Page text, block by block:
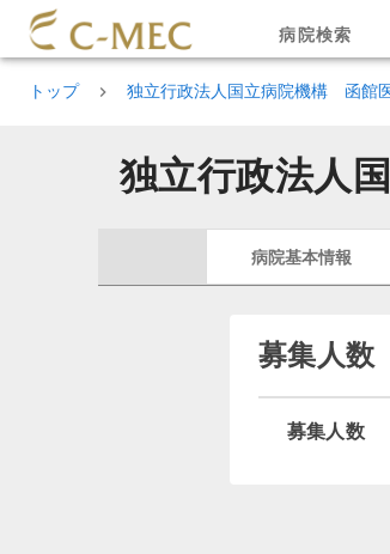
病院検索
トップ 独立行政法人国立病院機構 函館
独立行政法人
病院基本情報
募集人数
募集人数